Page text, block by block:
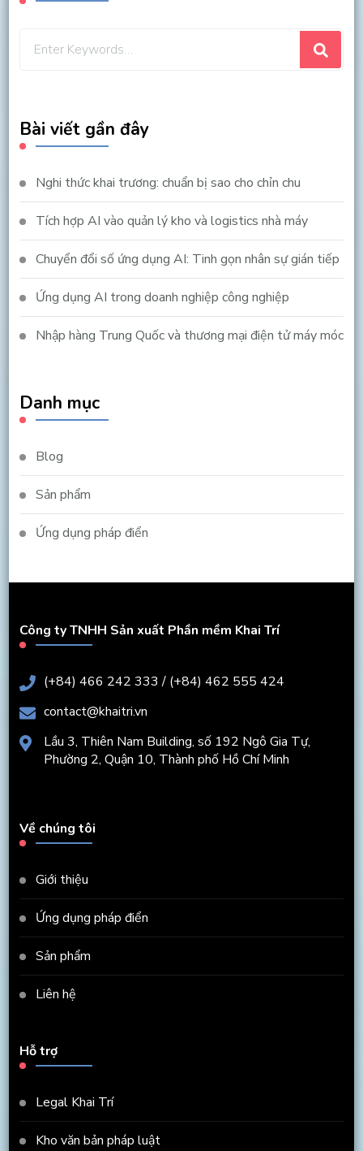
Bài viết gần đây
Nghi thức khai trương: chuẩn bị sao cho chỉn chu
Tích hợp AI vào quản lý kho và logistics nhà máy
Chuyển đổi số ứng dụng AI: Tinh gọn nhân sự gián tiếp
Ứng dụng AI trong doanh nghiệp công nghiệp
Nhập hàng Trung Quốc và thương mại điện tử máy móc
Danh mục
Blog
Sản phẩm
Ứng dụng pháp điển
Công ty TNHH Sản xuất Phần mềm Khai Trí
(+84) 466 242 333 / (+84) 462 555 424
contact@khaitri.vn
Lầu 3, Thiên Nam Building, số 192 Ngô Gia Tự,
Phường 2, Quận 10, Thành phố Hồ Chí Minh
Về chúng tôi
Giới thiệu
Ứng dụng pháp điển
Sản phẩm
Liên hệ
Hỗ trợ
Legal Khai Trí
Kho văn bản pháp luật